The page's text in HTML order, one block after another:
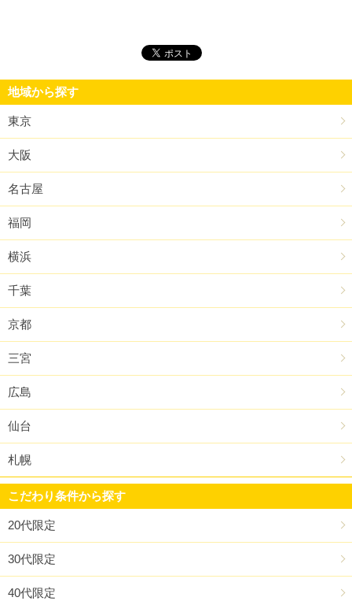
地域から探す
東京
大阪
名古屋
福岡
横浜
千葉
京都
三宮
広島
仙台
札幌
こだわり条件から探す
20代限定
30代限定
40代限定